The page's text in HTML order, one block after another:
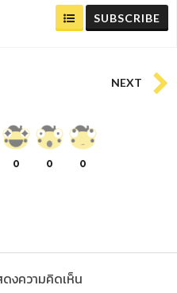
SUBSCRIBE
NEXT
0 0 0
ดงความคิดเห็น